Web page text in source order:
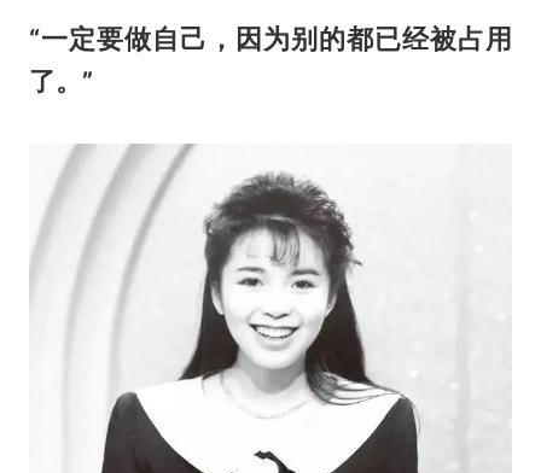
“一定要做自己，因为别的都已经被占用
了。”